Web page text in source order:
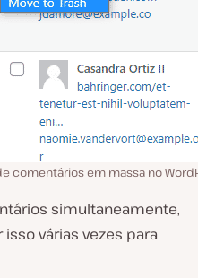
comentários em massa no
simultaneamente,
várias vezes para